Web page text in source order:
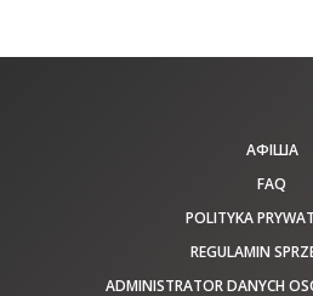
АФІША
FAQ
POLITYKA
REGULAMIN
ADMINISTRATOR DANYCH